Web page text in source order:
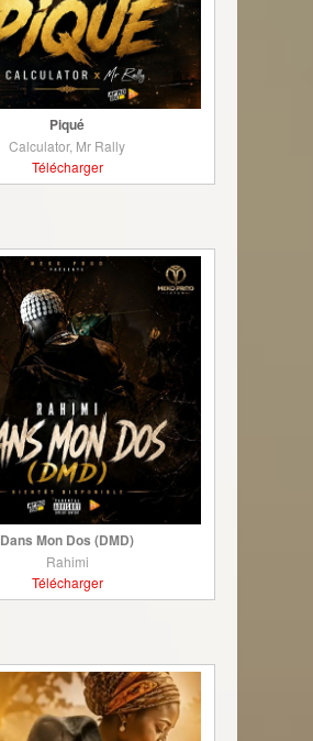
Piqué
Calculator, Mr Rally
Télécharger
Dans Mon Dos (DMD)
Rahimi
Télécharger